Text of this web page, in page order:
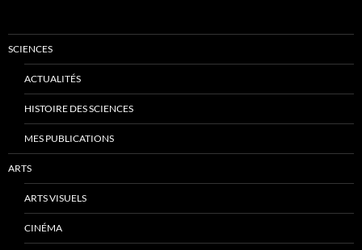
SCIENCES
ACTUALITÉS
HISTOIRE DES SCIENCES
MES PUBLICATIONS
ARTS
ARTS VISUELS
CINÉMA